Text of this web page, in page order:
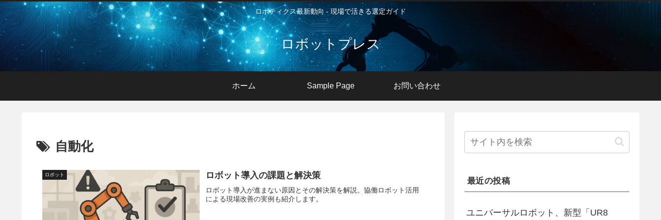
ロボティクス最新動向 - 現場で活きる選定ガイド
ロボットプレス
ホーム Sample Page お問い合わせ
自動化
ロボット ロボット導入の課題と解決策
ロボット導入が進まない原因とその解決策を解説。協働ロボット活用
による現場改善の実例も紹介します。
最近の投稿
ユニバーサルロボット、新型「UR8